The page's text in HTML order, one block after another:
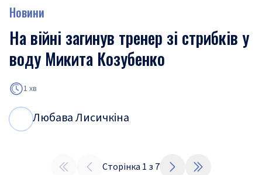
Новини
На війні загинув тренер зі стрибків у
воду Микита Козубенко
1 хв
Любава Лисичкіна
Сторінка 1 з 7